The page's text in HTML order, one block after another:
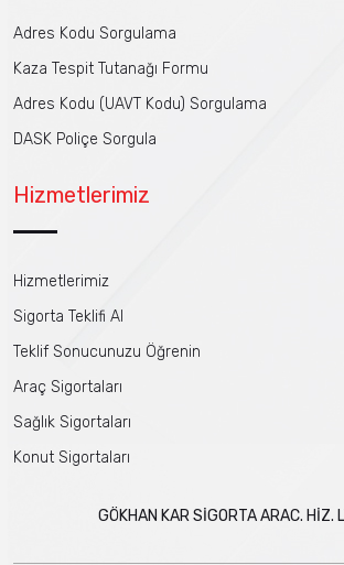
Adres Kodu Sorgulama
Kaza Tespit Tutanağı Formu
Adres Kodu (UAVT Kodu) Sorgulama
DASK Poliçe Sorgula
Hizmetlerimiz
Hizmetlerimiz
Sigorta Teklifi Al
Teklif Sonucunuzu Öğrenin
Araç Sigortaları
Sağlık Sigortaları
Konut Sigortaları
GÖKHAN KAR SİGORTA ARAC. HİZ.